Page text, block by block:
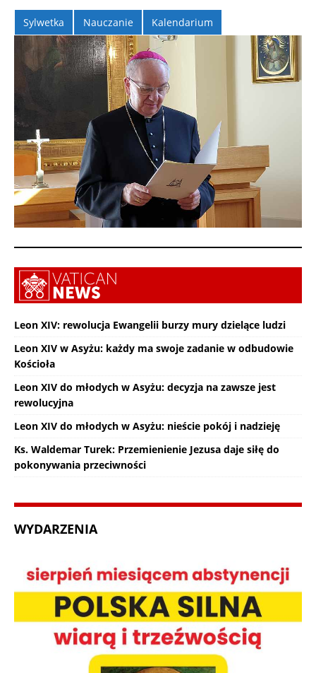
Sylwetka Nauczanie Kalendarium
Leon XIV: rewolucja Ewangelii burzy mury dzielące ludzi
Leon XIV w Asyżu: każdy ma swoje zadanie w odbudowie
Kościoła
Leon XIV do młodych w Asyżu: decyzja na zawsze jest
rewolucyjna
Leon XIV do młodych w Asyżu: nieście pokój i nadzieję
Ks. Waldemar Turek: Przemienienie Jezusa daje siłę do
pokonywania przeciwności
WYDARZENIA